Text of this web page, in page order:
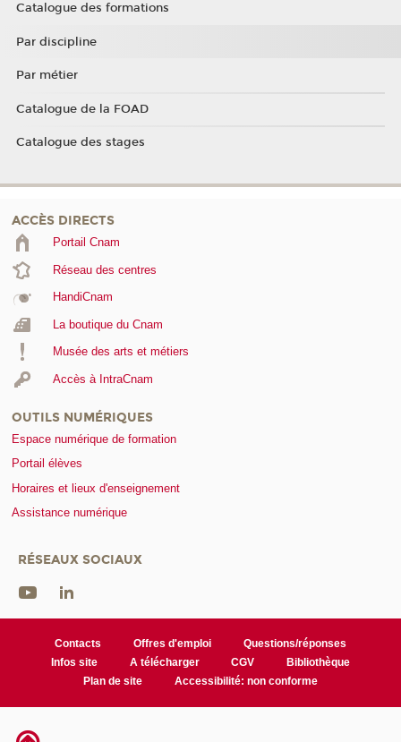
Catalogue des formations
Par discipline
Par métier
Catalogue de la FOAD
Catalogue des stages
ACCÈS DIRECTS
Portail Cnam
Réseau des centres
HandiCnam
La boutique du Cnam
Musée des arts et métiers
Accès à IntraCnam
OUTILS NUMÉRIQUES
Espace numérique de formation
Portail élèves
Horaires et lieux d'enseignement
Assistance numérique
RÉSEAUX SOCIAUX
Contacts Offres d'emploi
Questions/réponses
Infos site
A télécharger CGV
Bibliothèque
Plan de site
Accessibilité: non conforme